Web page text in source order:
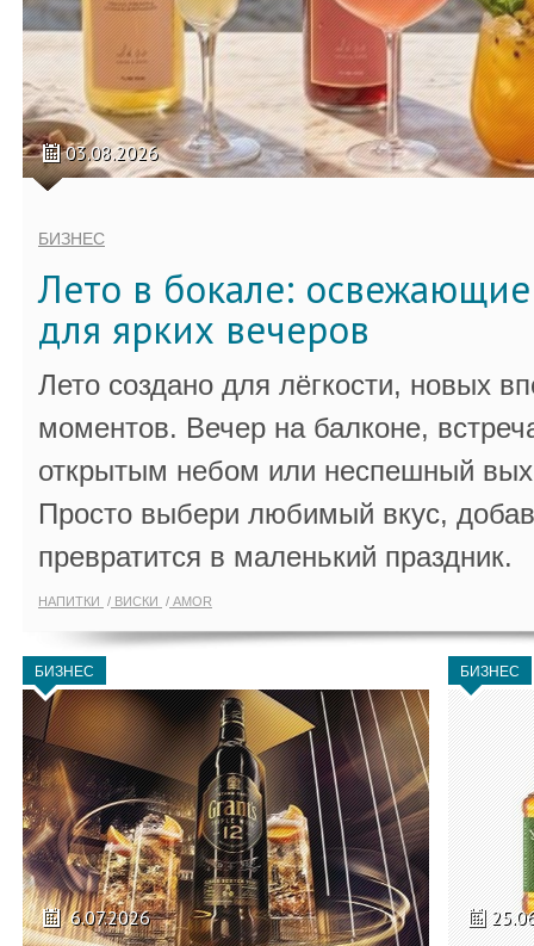
03.08.2026
БИЗНЕС
Лето в бокале:
для ярких вечеров
Лето создано для лёгкости, новых
моментов. Вечер на балконе,
открытым небом или неспешный
Просто выбери любимый вкус,
превратится в маленький праздник.
НАПИТКИ ВИСКИ AMOR
БИЗНЕС
6.07.2026
БИЗНЕС